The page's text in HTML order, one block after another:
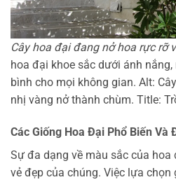
Cây hoa đại đang nở hoa rực rỡ
hoa đại khoe sắc dưới ánh
bình cho mọi không gian. Alt:
nhị vàng nở thành chùm. Title:
Các Giống Hoa Đại Phổ Biến Và
Sự đa dạng về màu sắc của
vẻ đẹp của chúng. Việc lựa